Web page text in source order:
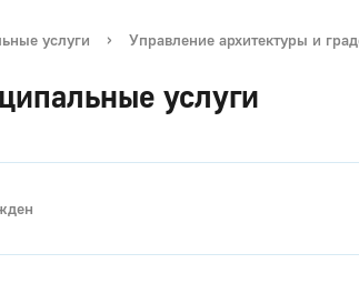
услуги › Управление архитектуры и
услуги